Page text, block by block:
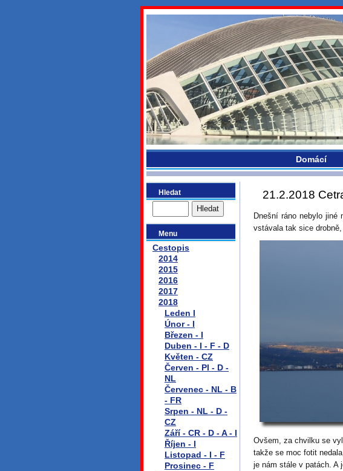
Domácí
Hledat
Menu
Cestopis
2014
2015
2016
2017
2018
Leden I
Únor - I
Březen - I
Duben - I - F - D
Květen - CZ
Červen - Pl - D -
NL
Červenec - NL - B
- FR
Srpen - NL - D -
CZ
Září - CR - D - A - I
Říjen - I
Listopad - I - F
Prosinec - F
21.2.2018
Dnešní ráno nebylo
vstávala tak sice
Ovšem, za chvilku se
takže se moc fotit
je nám stále v patách. A